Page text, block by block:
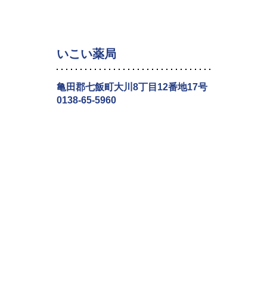
いこい薬局
亀田郡七飯町大川8丁目12番地17号
0138-65-5960